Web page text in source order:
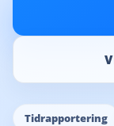
Tidrapportering